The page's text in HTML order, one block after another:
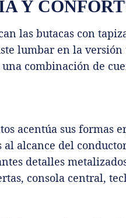
Y
las butacas con
lumbar en la
combinación de
acentúa sus formas
al alcance del
detalles
consola central,